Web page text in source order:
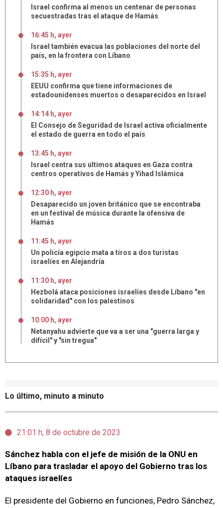
Lo último, minuto a minuto
21:01 h, 8 de octubre de 2023
Sánchez habla con el jefe de misión de la ONU en
Líbano para trasladar el apoyo del Gobierno tras los
ataques israelíes
El presidente del Gobierno en funciones, Pedro Sánchez,
Israel confirma al menos un centenar de personas
secuestradas tras el ataque de Hamás
16:45 h, ayer
Israel también evacua las poblaciones del norte del
país, en la frontera con Líbano
15:35 h, ayer
EEUU confirma que tiene informaciones de
estadounidenses muertos o desaparecidos en Israel
14:14 h, ayer
El Consejo de Seguridad de Israel activa oficialmente
el estado de guerra en todo el país
13:45 h, ayer
Israel centra sus últimos ataques en Gaza contra
centros operativos de Hamás y Yihad Islámica
12:30 h, ayer
Desaparecido un joven británico que se encontraba
en un festival de música durante la ofensiva de
Hamás
11:45 h, ayer
Un policía egipcio mata a tiros a dos turistas
israelíes en Alejandría
11:30 h, ayer
Hezbolá ataca posiciones israelíes desde Líbano "en
solidaridad" con los palestinos
10:00 h, ayer
Netanyahu advierte que va a ser una "guerra larga y
difícil" y "sin tregua"